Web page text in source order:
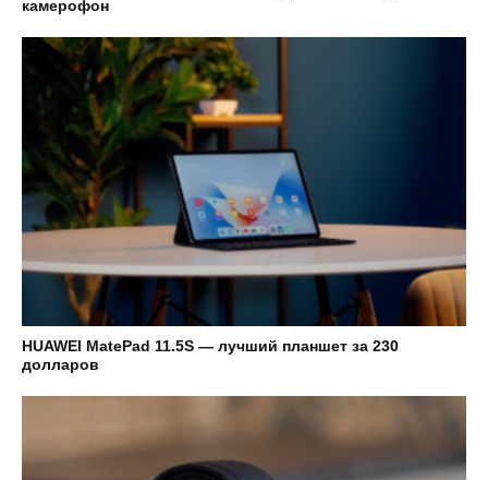
камерофон
HUAWEI MatePad 11.5S — лучший планшет за 230
долларов